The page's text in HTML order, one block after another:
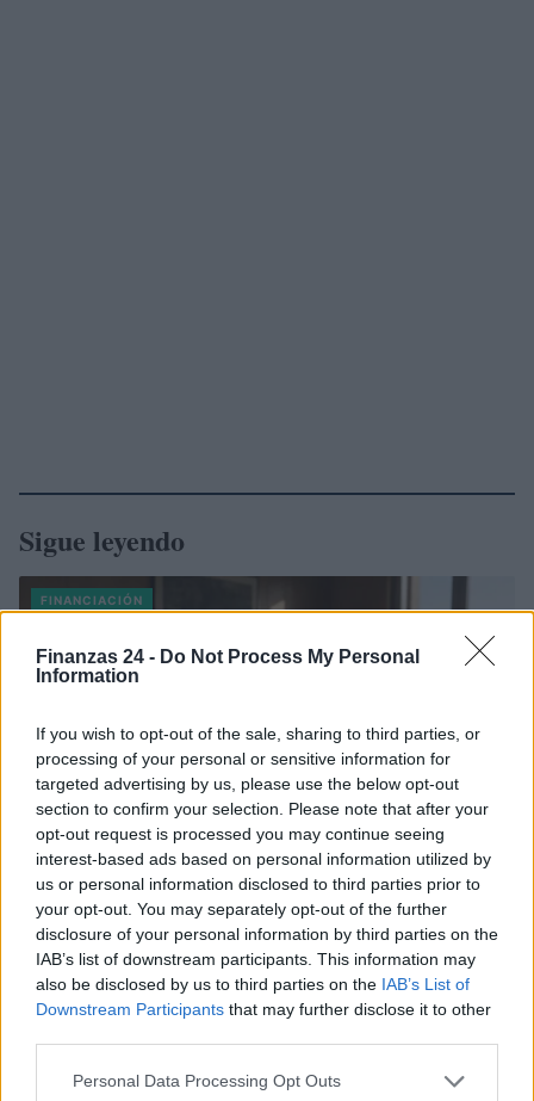
Finanzas 24 - Do Not Process My Personal
Information
If you wish to opt-out of the sale, sharing to third parties, or
processing of your personal or sensitive information for
targeted advertising by us, please use the below opt-out
section to confirm your selection. Please note that after your
opt-out request is processed you may continue seeing
interest-based ads based on personal information utilized by
us or personal information disclosed to third parties prior to
your opt-out. You may separately opt-out of the further
disclosure of your personal information by third parties on the
IAB’s list of downstream participants. This information may
also be disclosed by us to third parties on the IAB’s List of
Downstream Participants that may further disclose it to other
Please note that this website/app uses one or more Google
Personal Data Processing Opt Outs
Sigue leyendo
FINANCIACIÓN
Fondos europeos impulsan crecimiento laboral y económico en
el País Vasco
Marta Ruiz · 3 Ago 2026